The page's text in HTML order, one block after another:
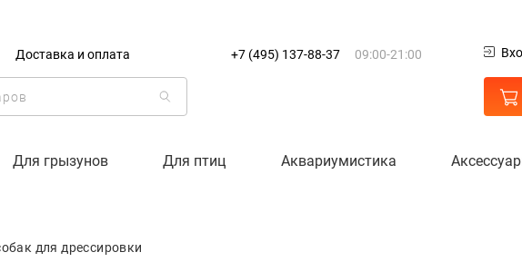
Доставка и оплата +7 (495) 137-88-37 09:00-21:00
Для грызунов Для птиц Аквариумистика
для дрессировки
дрессировки собак
+7 (495) 137-88-37
09:00-21:00
Корзина пуста